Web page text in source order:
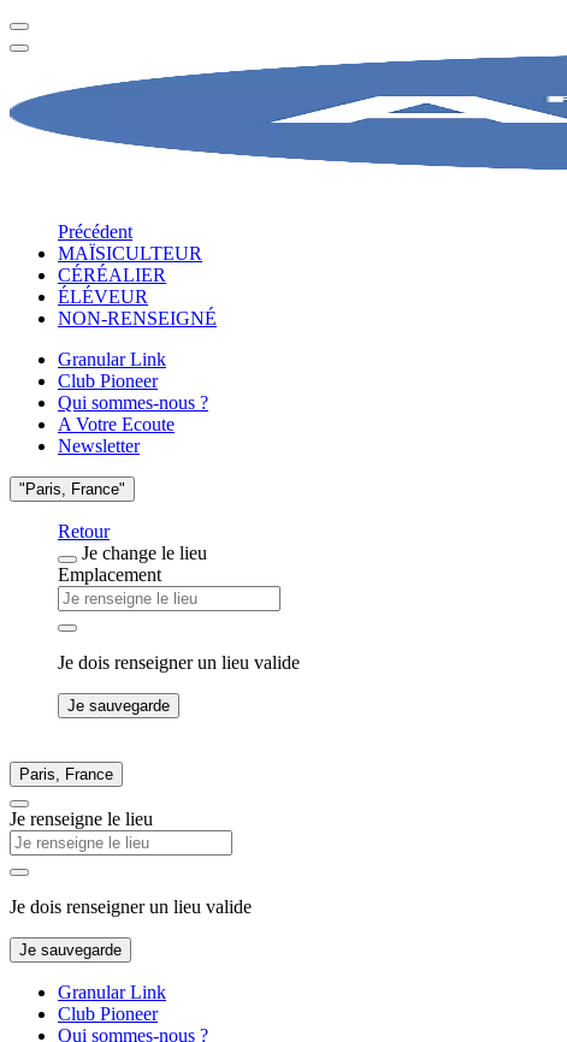
Précédent
MAÏSICULTEUR
CÉRÉALIER
ÉLÉVEUR
NON-RENSEIGNÉ
Granular Link
Club Pioneer
Qui sommes-nous ?
A Votre Ecoute
Newsletter
"Paris, France"
Retour
Je change le lieu
Emplacement
Je dois renseigner un lieu valide
Je sauvegarde
Paris, France
Je renseigne le lieu
Je dois renseigner un lieu valide
Je sauvegarde
Granular Link
Club Pioneer
Qui sommes-nous ?